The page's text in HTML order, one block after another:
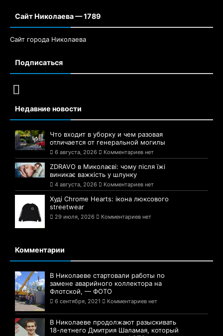
Сайт Николаева — 1789
Сайт города Николаева
Подписаться
Недавние новости
Что входит в уборку и чем разовая
отличается от генеральной могилы
6 августа, 2026 Комментариев нет
ZDRAVO в Миколаєві: чому після їжі
виникає важкість у шлунку
4 августа, 2026 Комментариев нет
Худі Chrome Hearts: ікона люксового
streetwear
29 июля, 2026 Комментариев нет
Комментарии
В Николаеве стартовали работы по
замене аварийного коллектора на
Флотской, — ФОТО
6 сентября, 2021 Комментариев нет
В Николаеве продолжают разыскивать
18-летнего Дмитрия Шаламая, который